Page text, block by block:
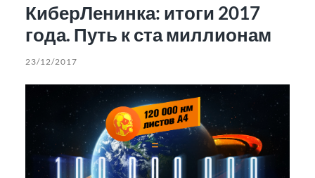
КиберЛенинка: итоги 2017
года. Путь к ста миллионам
23/12/2017